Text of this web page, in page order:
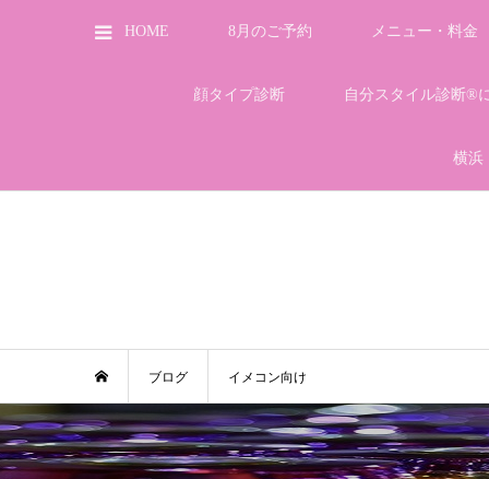
HOME 8月のご予約 メニュー・料金
顔タイプ診断 自分スタイル診断®
横浜
ブログ イメコン向け